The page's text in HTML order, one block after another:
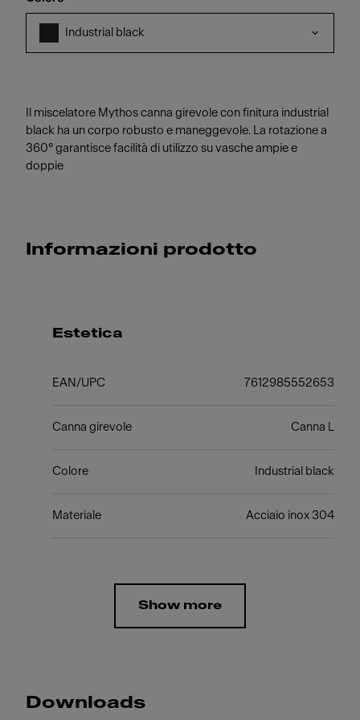
Industrial black
Il miscelatore Mythos canna girevole con finitura industrial
black ha un corpo robusto e maneggevole. La rotazione a
360° garantisce facilità di utilizzo su vasche ampie e
doppie
Informazioni prodotto
Estetica
EAN/UPC 7612985552653
Canna girevole Canna L
Colore Industrial black
Materiale Acciaio inox 304
Show more
Downloads